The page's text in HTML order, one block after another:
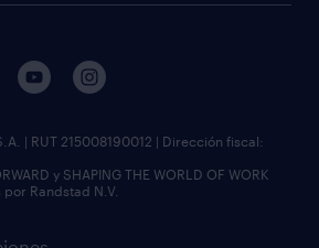
| RUT 215008190012 | Dirección fiscal:
y SHAPING THE WORLD OF WORK
Randstad N.V.